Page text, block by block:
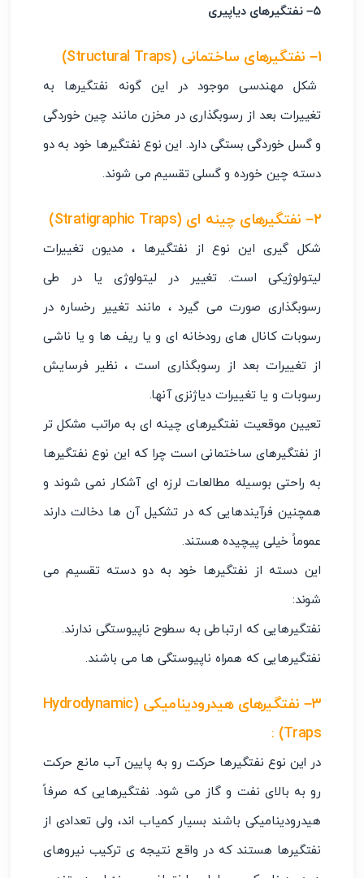
۵– نفتگیرهای دیاپیری
۱– نفتگیرهای ساختمانی (Structural Traps)
شکل مهندسی موجود در این گونه نفتگیرها به
تغییرات بعد از رسوبگذاری در مخزن مانند چین خوردگی
و گسل خوردگی بستگی دارد. این نوع نفتگیرها خود به دو
دسته چین خورده و گسلی تقسیم می شوند.
۲– نفتگیرهای چینه ای (Stratigraphic Traps)
شکل گیری این نوع از نفتگیرها ، مدیون تغییرات
لیتولوژیکی است. تغییر در لیتولوژی یا در طی
رسوبگذاری صورت می گیرد ، مانند تغییر رخساره در
رسوبات کانال های رودخانه ای و یا ریف ها و یا ناشی
از تغییرات بعد از رسوبگذاری است ، نظیر فرسایش
رسوبات و یا تغییرات دیاژنزی آنها.
تعیین موقعیت نفتگیرهای چینه ای به مراتب مشکل تر
از نفتگیرهای ساختمانی است چرا که این نوع نفتگیرها
به راحتی بوسیله مطالعات لرزه ای آشکار نمی شوند و
همچنین فرآیندهایی که در تشکیل آن ها دخالت دارند
عموماً خیلی پیچیده هستند.
این دسته از نفتگیرها خود به دو دسته تقسیم می
شوند:
نفتگیرهایی که ارتباطی به سطوح ناپیوستگی ندارند.
نفتگیرهایی که همراه ناپیوستگی ها می باشند.
۳– نفتگیرهای هیدرودینامیکی (Hydrodynamic
Traps)
:
در این نوع نفتگیرها حرکت رو به پایین آب مانع حرکت
رو به بالای نفت و گاز می شود. نفتگیرهایی که صرفاً
هیدرودینامیکی باشند بسیار کمیاب اند، ولی تعدادی از
نفتگیرها هستند که در واقع نتیجه ی ترکیب نیروهای